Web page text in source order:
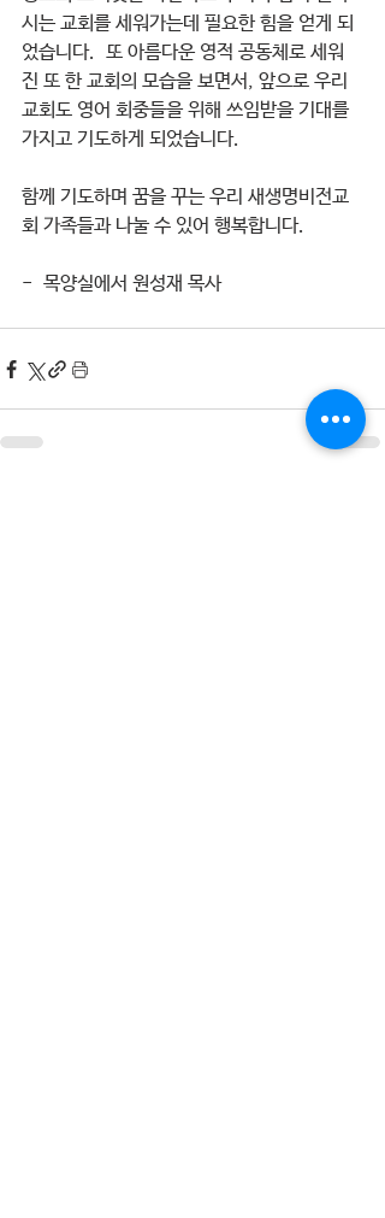
시는 교회를 세워가는데 필요한 힘을 얻게 되
었습니다.  또 아름다운 영적 공동체로 세워
진 또 한 교회의 모습을 보면서, 앞으로 우리
교회도 영어 회중들을 위해 쓰임받을 기대를
가지고 기도하게 되었습니다.
함께 기도하며 꿈을 꾸는 우리 새생명비전교
회 가족들과 나눌 수 있어 행복합니다.
-  목양실에서 원성재 목사